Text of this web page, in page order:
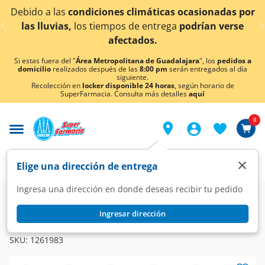
< div class="carousel-inner">
a las condiciones climáticas ocasionadas por
las lluvias,los tiempos de entregapodrían verse
afectados.
Si estas fuera del "Área Metropolitana de Guadalajara", los pedidos a
domicilio realizados después de las8:00 pm serán entregados al día
siguiente.
Recolección en locker disponible 24 horas, según horario de
SuperFarmacia. Consulta más detallesaquí
Elige una dirección de entrega
Ingresa una dirección en donde deseas recibir tu pedido
Ingresar dirección
×
0
Farmacia Medicina Digestivo Enzimas Digestivas
BioGaia 450 mg, 10 Tabletas.
SKU: 1261983